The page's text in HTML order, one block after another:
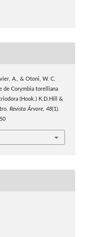
A., & Otoni, W. C.
de Corymbia torelliana
(Hook.) K.D.Hill &
Revista Árvore, 48(1).